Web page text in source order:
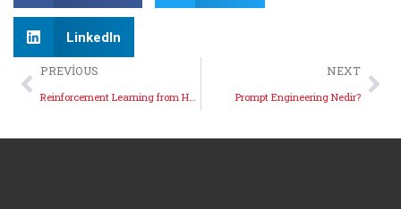
LinkedIn
PREVIOUS
Reinforcement Learning from Human Feedback (RLHF) Nedir?
NEXT
Prompt Engineering Nedir?